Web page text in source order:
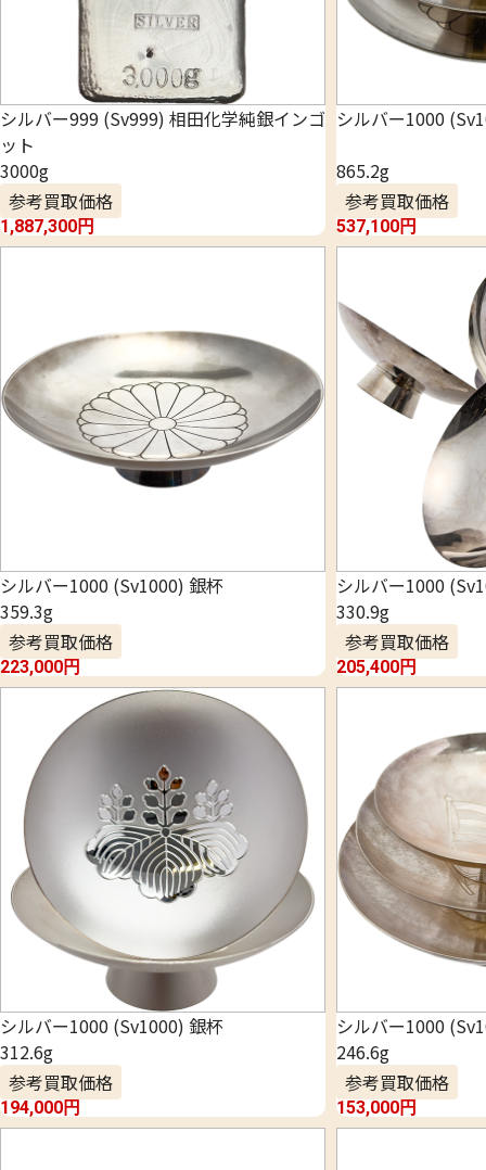
シルバー999 (Sv999) 相田化学純銀インゴ
ット
3000g
参考買取価格
1,887,300円
シルバー1000
865.2g
参考買取価格
537,100円
シルバー1000 (Sv1000) 銀杯
359.3g
参考買取価格
223,000円
シルバー1000
330.9g
参考買取価格
205,400円
シルバー1000 (Sv1000) 銀杯
312.6g
参考買取価格
194,000円
シルバー1000
246.6g
参考買取価格
153,000円